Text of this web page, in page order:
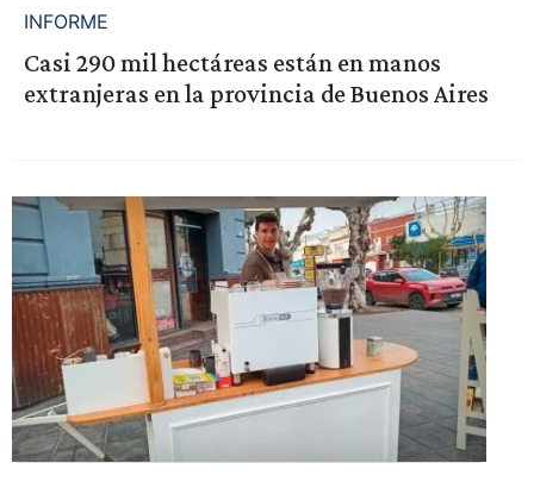
INFORME
Casi 290 mil hectáreas están en manos
extranjeras en la provincia de Buenos Aires